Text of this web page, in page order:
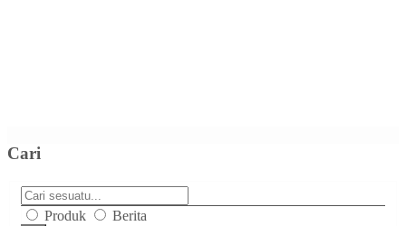
Cari
Produk Berita